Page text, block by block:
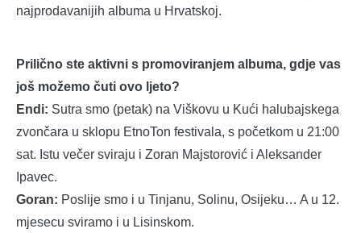
najprodavanijih albuma u Hrvatskoj.
Prilično ste aktivni s promoviranjem albuma, gdje vas
još možemo čuti ovo ljeto?
Endi: Sutra smo (petak) na Viškovu u Kući halubajskega
zvončara u sklopu EtnoTon festivala, s početkom u 21:00
sat. Istu večer sviraju i Zoran Majstorović i Aleksander
Ipavec.
Goran: Poslije smo i u Tinjanu, Solinu, Osijeku… A u 12.
mjesecu sviramo i u Lisinskom.